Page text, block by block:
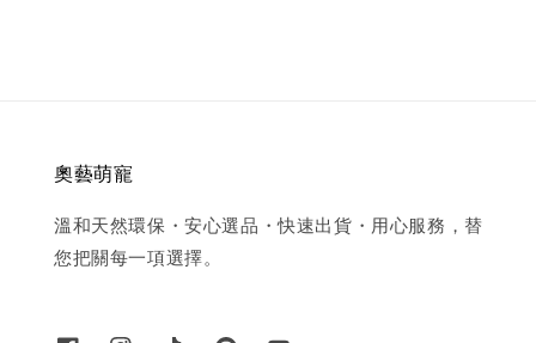
奧藝萌寵
溫和天然環保・安心選品・快速出貨・用心服務，替
您把關每一項選擇。